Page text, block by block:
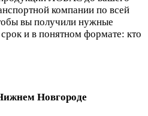
компании по всей
вы получили нужные
и в понятном формате: кто
Новгороде